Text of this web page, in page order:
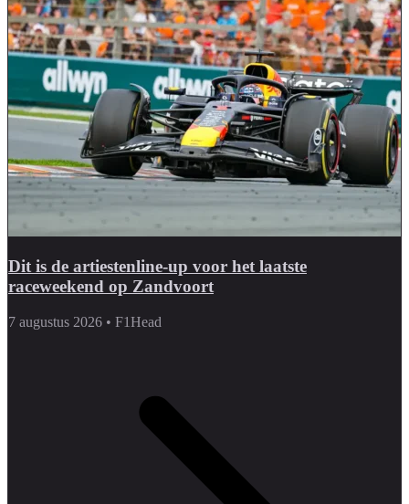
Dit is de artiestenline-up voor het laatste
raceweekend op Zandvoort
7 augustus 2026 • F1Head